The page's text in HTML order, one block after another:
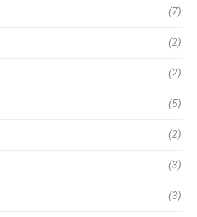
(7)
(2)
(2)
(5)
(2)
(3)
(3)